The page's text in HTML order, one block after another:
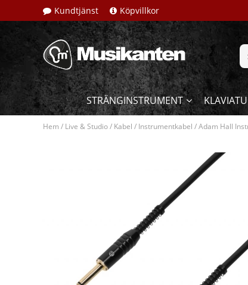
Kundtjänst Köpvillkor
STRÄNGINSTRUMENT
Hem / Live & Studio/ Kabel / Instrumentkabel /Adam Hall